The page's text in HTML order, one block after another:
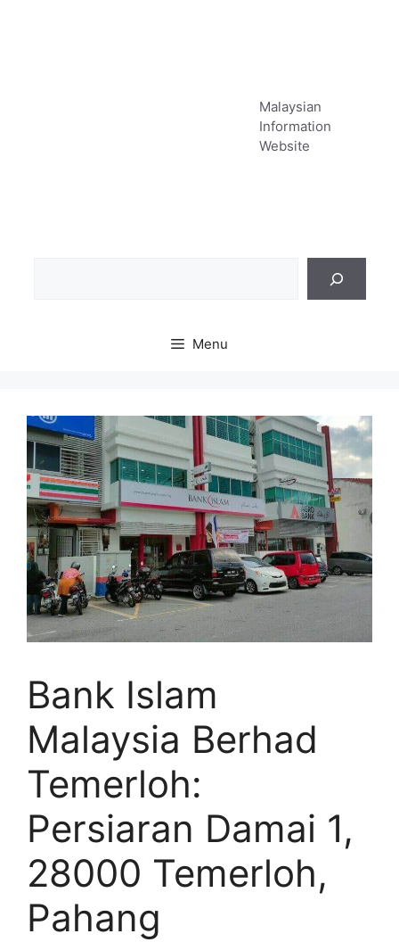
Malaysian
Information
Website
Menu
Bank Islam
Malaysia Berhad
Temerloh:
Persiaran Damai 1,
28000 Temerloh,
Pahang